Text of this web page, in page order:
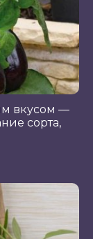
вкусом —
сорта,